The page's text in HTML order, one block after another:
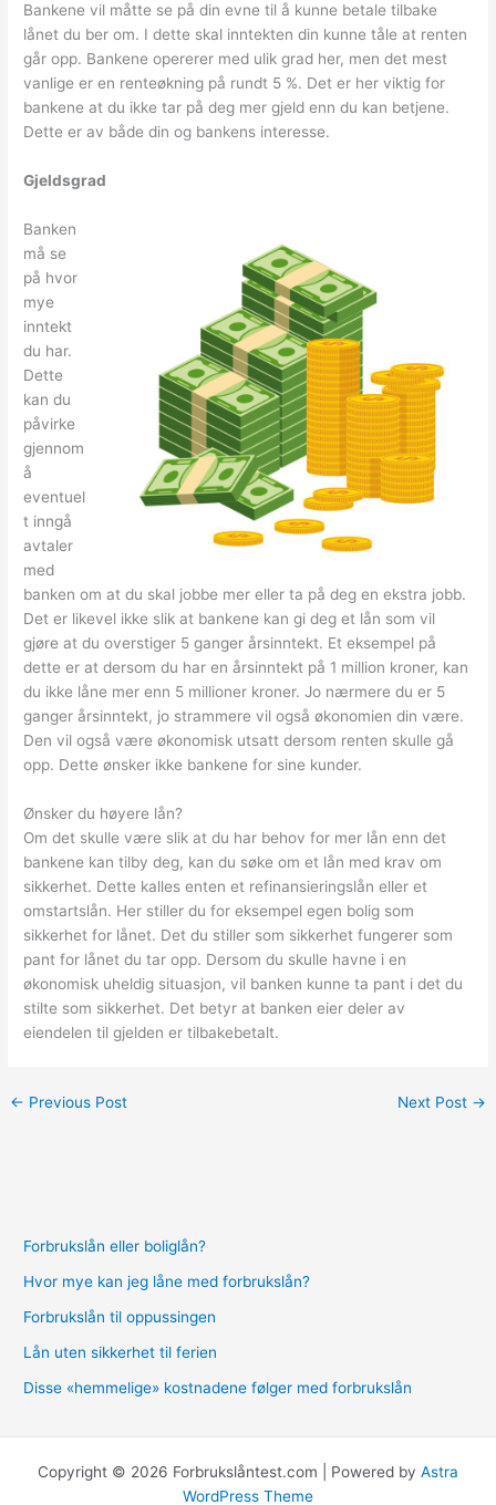
Bankene vil måtte se på din evne til å kunne betale tilbake
lånet du ber om. I dette skal inntekten din kunne tåle at renten
går opp. Bankene opererer med ulik grad her, men det mest
vanlige er en renteøkning på rundt 5 %. Det er her viktig for
bankene at du ikke tar på deg mer gjeld enn du kan betjene.
Dette er av både din og bankens interesse.
Gjeldsgrad
Banken
må se
på hvor
mye
inntekt
du har.
Dette
kan du
påvirke
gjennom
å
eventuel
t inngå
avtaler
med
banken om at du skal jobbe mer eller ta på deg en ekstra jobb.
Det er likevel ikke slik at bankene kan gi deg et lån som vil
gjøre at du overstiger 5 ganger årsinntekt. Et eksempel på
dette er at dersom du har en årsinntekt på 1 million kroner, kan
du ikke låne mer enn 5 millioner kroner. Jo nærmere du er 5
ganger årsinntekt, jo strammere vil også økonomien din være.
Den vil også være økonomisk utsatt dersom renten skulle gå
opp. Dette ønsker ikke bankene for sine kunder.
Ønsker du høyere lån?
Om det skulle være slik at du har behov for mer lån enn det
bankene kan tilby deg, kan du søke om et lån med krav om
sikkerhet. Dette kalles enten et refinansieringslån eller et
omstartslån. Her stiller du for eksempel egen bolig som
sikkerhet for lånet. Det du stiller som sikkerhet fungerer som
pant for lånet du tar opp. Dersom du skulle havne i en
økonomisk uheldig situasjon, vil banken kunne ta pant i det du
stilte som sikkerhet. Det betyr at banken eier deler av
eiendelen til gjelden er tilbakebetalt.
← Previous Post Next Post →
Forbrukslån eller boliglån?
Hvor mye kan jeg låne med forbrukslån?
Forbrukslån til oppussingen
Lån uten sikkerhet til ferien
Disse «hemmelige» kostnadene følger med forbrukslån
Copyright © 2026 Forbrukslåntest.com | Powered by Astra
WordPress Theme